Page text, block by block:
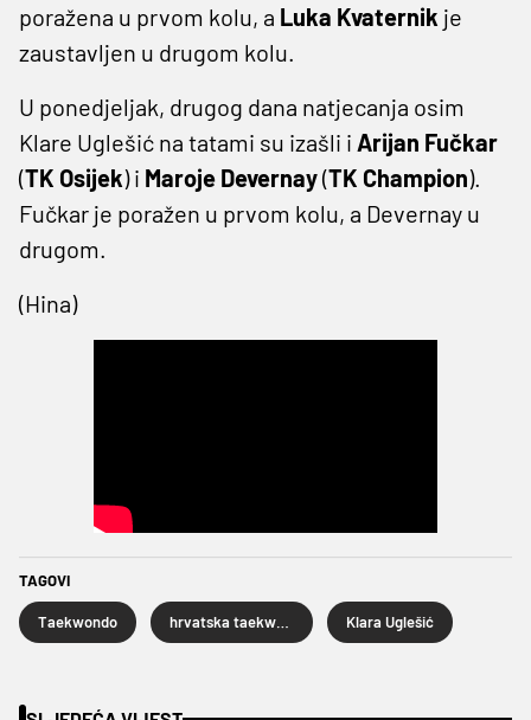
poražena u prvom kolu, a Luka Kvaternik je
zaustavljen u drugom kolu.
U ponedjeljak, drugog dana natjecanja osim
Klare Uglešić na tatami su izašli i Arijan Fučkar
(TK Osijek) i Maroje Devernay(TK Champion).
Fučkar je poražen u prvom kolu, a Devernay u
drugom.
(Hina)
TAGOVI
Taekwondo Klara Uglešić